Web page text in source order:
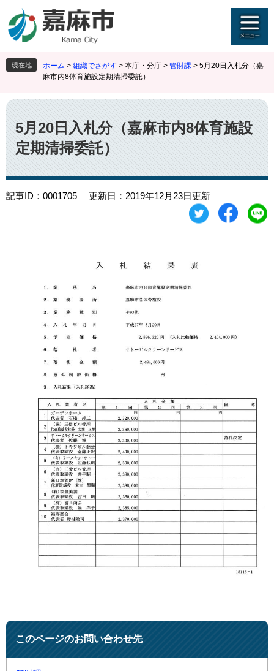
ジ
先
頭
。
ュ
を
飛
て
本
文
へ
現在地 ホーム > 組織でさがす > 本庁・分庁 > 管財課 > 5月20日入札分（嘉
麻市内8体育施設定期清掃委託）
本
文
5月20日入札分（嘉麻市内8体育施設
定期清掃委託）
記事ID：0001705 更新日：2019年12月23日更新
このページのお問い合わせ先